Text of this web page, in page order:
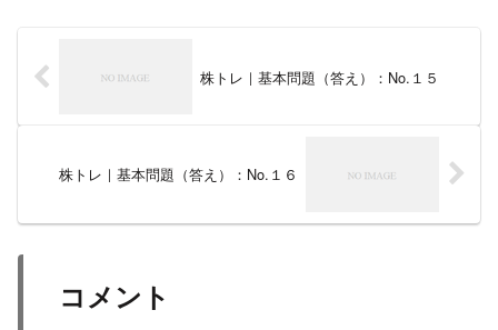
株トレ｜基本問題（答え）：No.１５
株トレ｜基本問題（答え）：No.１６
コメント